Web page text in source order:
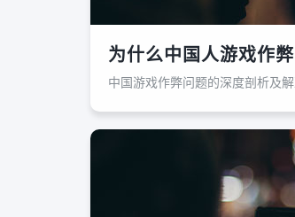
为什么中国人游戏作弊